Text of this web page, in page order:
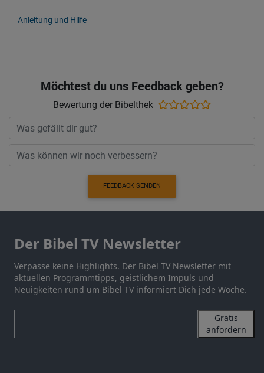
Anleitung und Hilfe
Möchtest du uns Feedback geben?
Bewertung der Bibelthek
FEEDBACK SENDEN
Der Bibel TV Newsletter
Verpasse keine Highlights. Der Bibel TV Newsletter mit
aktuellen Programmtipps, geistlichem Impuls und
Neuigkeiten rund um Bibel TV informiert Dich jede Woche.
Gratis
anfordern